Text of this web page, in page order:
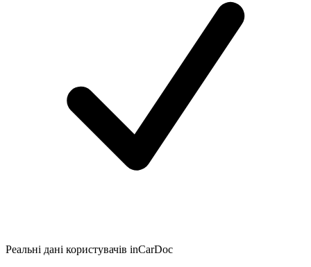
Реальні дані користувачів inCarDoc